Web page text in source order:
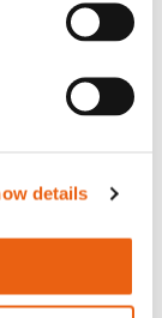
details
nauwer
van